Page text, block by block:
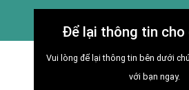
Để lại thông tin cho
Vui lòng để lại thông tin bên dưới
với bạn ngay.